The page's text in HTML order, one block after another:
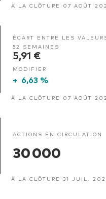
À LA CLÔTURE 07 AOÛT
ÉCART ENTRE LES
52 SEMAINES
5,91 €
MODIFIER
+ 6,63 %
À LA CLÔTURE 07 AOÛT
ACTIONS EN CIRCULATION
30 000
À LA CLÔTURE 31 JUIL.